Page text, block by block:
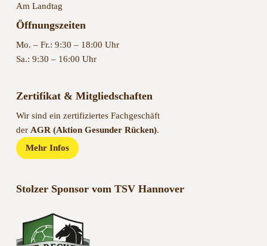
Am Landtag
Öffnungszeiten
Mo. – Fr.: 9:30 – 18:00 Uhr
Sa.: 9:30 – 16:00 Uhr
Zertifikat & Mitgliedschaften
Wir sind ein zertifiziertes Fachgeschäft
der AGR (Aktion Gesunder Rücken).
Mehr Infos
Stolzer Sponsor vom TSV Hannover